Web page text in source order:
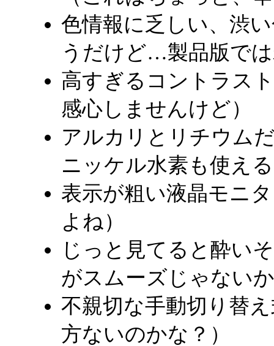
色情報に乏しい、渋
うだけど…製品版で
高すぎるコントラス
感心しませんけど）
アルカリとリチウム
ニッケル水素も使え
表示が粗い液晶モニ
よね）
じっと見てると酔い
がスムーズじゃない
不親切な手動切り替
方ないのかな？）